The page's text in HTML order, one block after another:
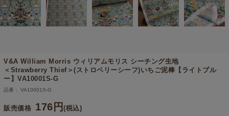
V&A William Morris ウィリアムモリス シーチング生地
＜Strawberry Thief＞(ストロベリーシーフ)いちご泥棒【ライトブル
ー】VA10001S-G
品番： VA10001S-G
販売価格 176円(税込)